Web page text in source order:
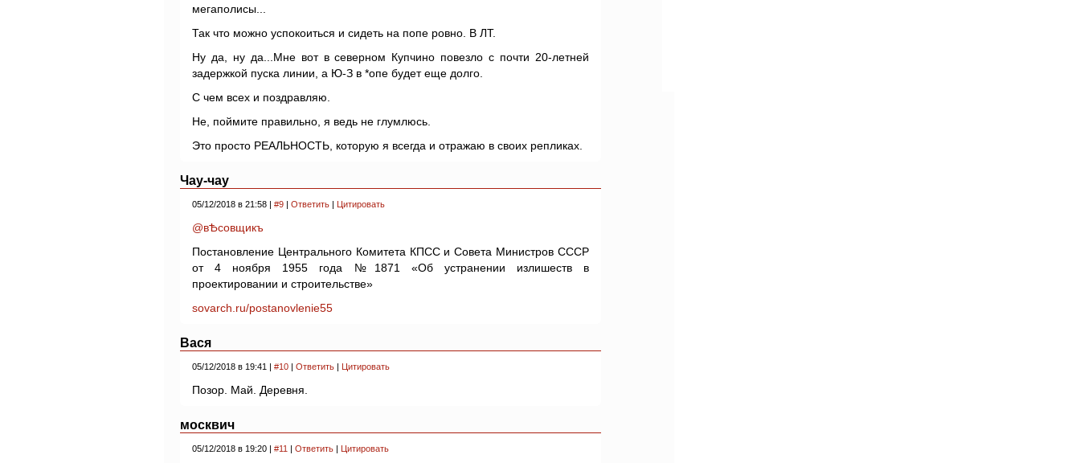
мегаполисы...
Так что можно успокоиться и сидеть на попе ровно. В ЛТ.
Ну да, ну да...Мне вот в северном Купчино повезло с почти 20-летней
задержкой пуска линии, а Ю-З в *опе будет еще долго.
С чем всех и поздравляю.
Не, поймите правильно, я ведь не глумлюсь.
Это просто РЕАЛЬНОСТЬ, которую я всегда и отражаю в своих репликах.
Чау-чау
05/12/2018 в 21:58 | #9 | Ответить | Цитировать
@вѢсовщикъ
Постановление Центрального Комитета КПСС и Совета Министров СССР
от 4 ноября 1955 года №1871 «Об устранении излишеств в
проектировании и строительстве»
sovarch.ru/postanovlenie55
Вася
05/12/2018 в 19:41 | #10 | Ответить | Цитировать
Позор. Май. Деревня.
москвич
05/12/2018 в 19:20 | #11 | Ответить | Цитировать